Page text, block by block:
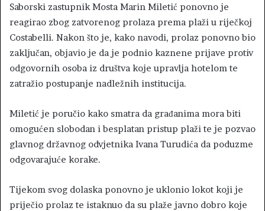
Saborski zastupnik Mosta Marin Miletić ponovno je
reagirao zbog zatvorenog prolaza prema plaži u riječkoj
Costabelli. Nakon što je, kako navodi, prolaz ponovno bio
zaključan, objavio je da je podnio kaznene prijave protiv
odgovornih osoba iz društva koje upravlja hotelom te
zatražio postupanje nadležnih institucija.
Miletić je poručio kako smatra da građanima mora biti
omogućen slobodan i besplatan pristup plaži te je pozvao
glavnog državnog odvjetnika Ivana Turudića da poduzme
odgovarajuće korake.
Tijekom svog dolaska ponovno je uklonio lokot koji je
priječio prolaz te istaknuo da su plaže javno dobro koje